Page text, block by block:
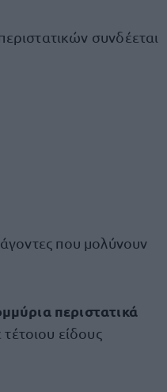
συνδέεται
που μολύνουν
περιστατικά
είδους